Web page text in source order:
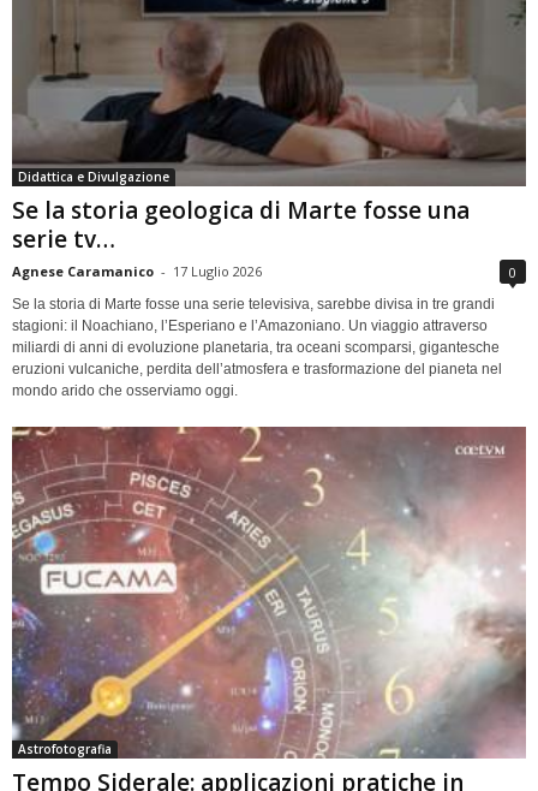
Didattica e Divulgazione
Se la storia geologica di Marte fosse una
serie tv…
Agnese Caramanico - 17 Luglio 2026 0
Se la storia di Marte fosse una serie televisiva, sarebbe divisa in tre grandi
stagioni: il Noachiano, l’Esperiano e l’Amazoniano. Un viaggio attraverso
miliardi di anni di evoluzione planetaria, tra oceani scomparsi, gigantesche
eruzioni vulcaniche, perdita dell’atmosfera e trasformazione del pianeta nel
mondo arido che osserviamo oggi.
Astrofotografia
Tempo Siderale: applicazioni pratiche in